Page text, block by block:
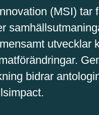
(MSI) tar
utvecklar
bidrar